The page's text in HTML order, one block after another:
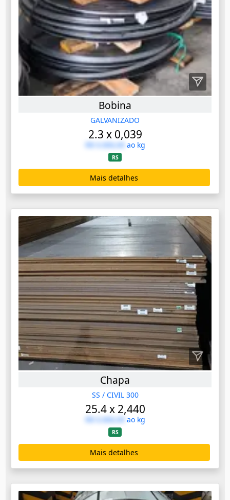
Bobina
GALVANIZADO
2.3 x 0,039
R$ 0.000,00 ao kg
RS
Mais detalhes
Chapa
SS / CIVIL 300
25.4 x 2,440
R$ 0.000,00 ao kg
RS
Mais detalhes